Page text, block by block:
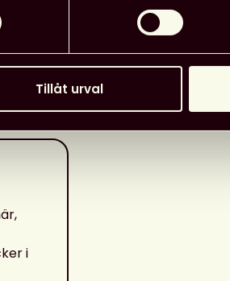
Tillåt urval
de eviga frågorna:
mössor?” skriver
i